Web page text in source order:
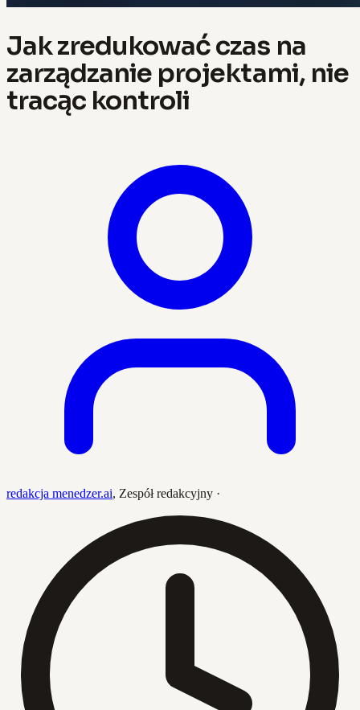
Jak zredukować czas na
zarządzanie projektami, nie
tracąc kontroli
redakcja menedzer.ai, Zespół redakcyjny ·